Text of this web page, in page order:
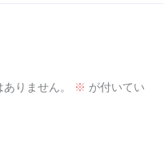
りません。 ※ が付いてい